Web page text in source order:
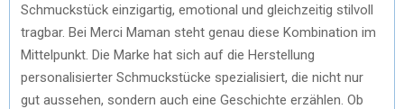
Schmuckstück einzigartig, emotional und gleichzeitig stilvoll
tragbar. Bei Merci Maman steht genau diese Kombination im
Mittelpunkt. Die Marke hat sich auf die Herstellung
personalisierter Schmuckstücke spezialisiert, die nicht nur
gut aussehen, sondern auch eine Geschichte erzählen. Ob